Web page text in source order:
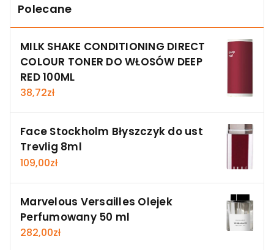
Polecane
MILK SHAKE CONDITIONING DIRECT
COLOUR TONER DO WŁOSÓW DEEP
RED 100ML
38,72zł
Face Stockholm Błyszczyk do ust
Trevlig 8ml
109,00zł
Marvelous Versailles Olejek
Perfumowany 50 ml
282,00zł